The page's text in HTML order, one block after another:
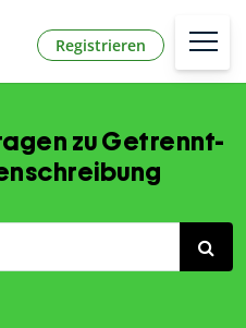
Registrieren
zu Getrennt-